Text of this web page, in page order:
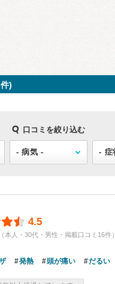
)
口コミを絞り込む
4.5
本人・30代・男性・掲載口コミ16件）
発熱 頭が痛い だるい